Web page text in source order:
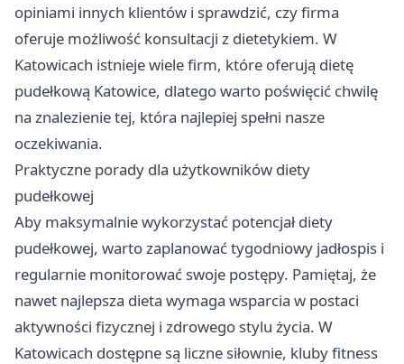
opiniami innych klientów i sprawdzić, czy firma
oferuje możliwość konsultacji z dietetykiem. W
Katowicach istnieje wiele firm, które oferują dietę
pudełkową Katowice, dlatego warto poświęcić chwilę
na znalezienie tej, która najlepiej spełni nasze
oczekiwania.
Praktyczne porady dla użytkowników diety
pudełkowej
Aby maksymalnie wykorzystać potencjał diety
pudełkowej, warto zaplanować tygodniowy jadłospis i
regularnie monitorować swoje postępy. Pamiętaj, że
nawet najlepsza dieta wymaga wsparcia w postaci
aktywności fizycznej i zdrowego stylu życia. W
Katowicach dostępne są liczne siłownie, kluby fitness